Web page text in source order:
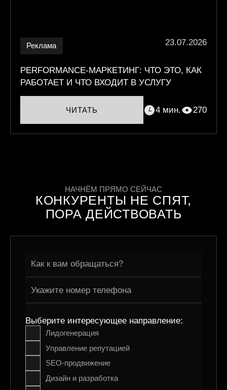
Реклама 23.07.2026
PERFORMANCE-МАРКЕТИНГ: ЧТО ЭТО, КАК
РАБОТАЕТ И ЧТО ВХОДИТ В УСЛУГУ
ЧИТАТЬ 4 мин. 270
НАЧНЁМ ПРЯМО СЕЙЧАС
КОНКУРЕНТЫ НЕ СПЯТ,
ПОРА ДЕЙСТВОВАТЬ
Выберите интересующее направление:
Лидогенерация
Управление репутацией
SEO-продвижение
Дизайн и разработка